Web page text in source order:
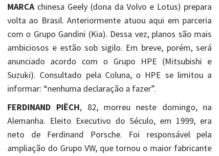
MARCAchinesa Geely (dona da Volvo e Lotus) prepara
volta ao Brasil. Anteriormente atuou aqui em parceria
com o Grupo Gandini (Kia). Dessa vez, planos são mais
ambiciosos e estão sob sigilo. Em breve, porém, será
anunciado acordo com o Grupo HPE (Mitsubishi e
Suzuki). Consultado pela Coluna, o HPE se limitou a
informar: “nenhuma declaração a fazer”.
FERDINAND PIËCH, 82, morreu neste domingo, na
Alemanha. Eleito Executivo do Século, em 1999, era
neto de Ferdinand Porsche. Foi responsável pela
ampliação do Grupo VW, que tornou o maior fabricante